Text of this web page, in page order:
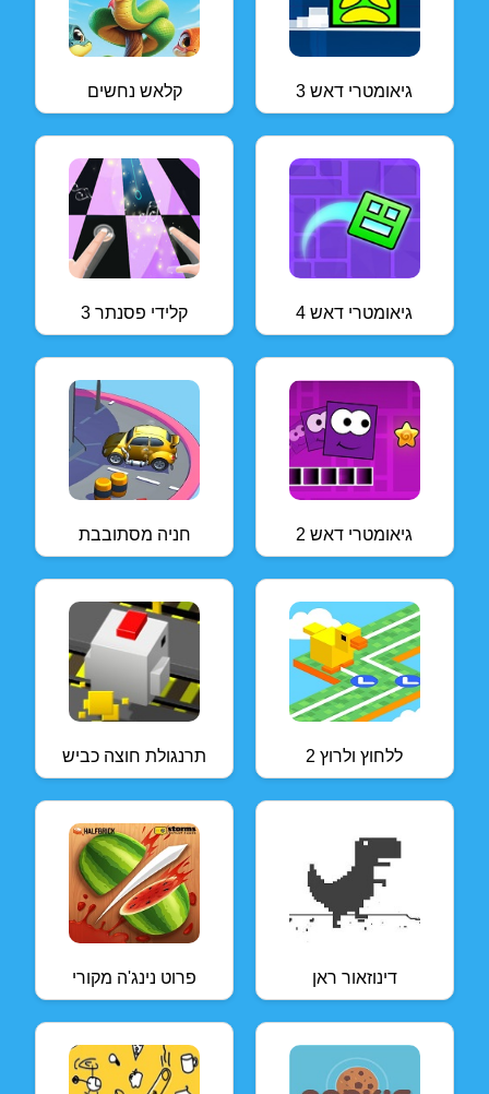
קלאש נחשים גיאומטרי דאש 3
קלידי פסנתר 3 גיאומטרי דאש 4
חניה מסתובבת גיאומטרי דאש 2
תרנגולת חוצה כביש ללחוץ ולרוץ 2
פרוט נינג'ה מקורי דינוזאור ראן